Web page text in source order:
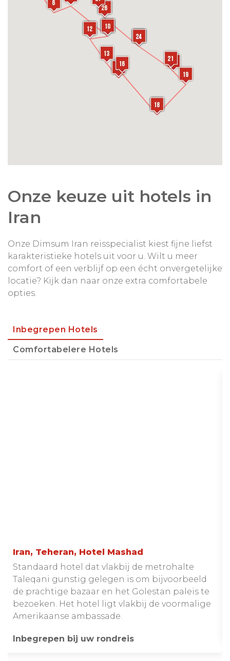
Onze keuze uit hotels in
Iran
Onze Dimsum Iran reisspecialist kiest fijne liefst
karakteristieke hotels uit voor u. Wilt u meer
comfort of een verblijf op een écht onvergetelijke
locatie? Kijk dan naar onze extra comfortabele
opties.
Inbegrepen Hotels
Comfortabelere Hotels
Iran, Teheran, Hotel Mashad
Standaard hotel dat vlakbij de metrohalte
Taleqani gunstig gelegen is om bijvoorbeeld
de prachtige bazaar en het Golestan paleis te
bezoeken. Het hotel ligt vlakbij de voormalige
Amerikaanse ambassade.
Inbegrepen bij uw rondreis